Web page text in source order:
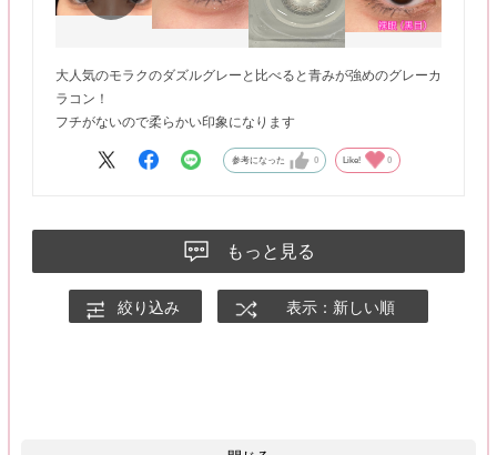
大人気のモラクのダズルグレーと比べると青みが強めのグレーカ
ラコン！
フチがないので柔らかい印象になります
参考になった 0 Like! 0
もっと見る
絞り込み 表示：新しい順